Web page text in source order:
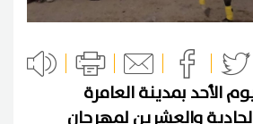
الأحد بمدينة العامرة
والعشرين لمهرجان